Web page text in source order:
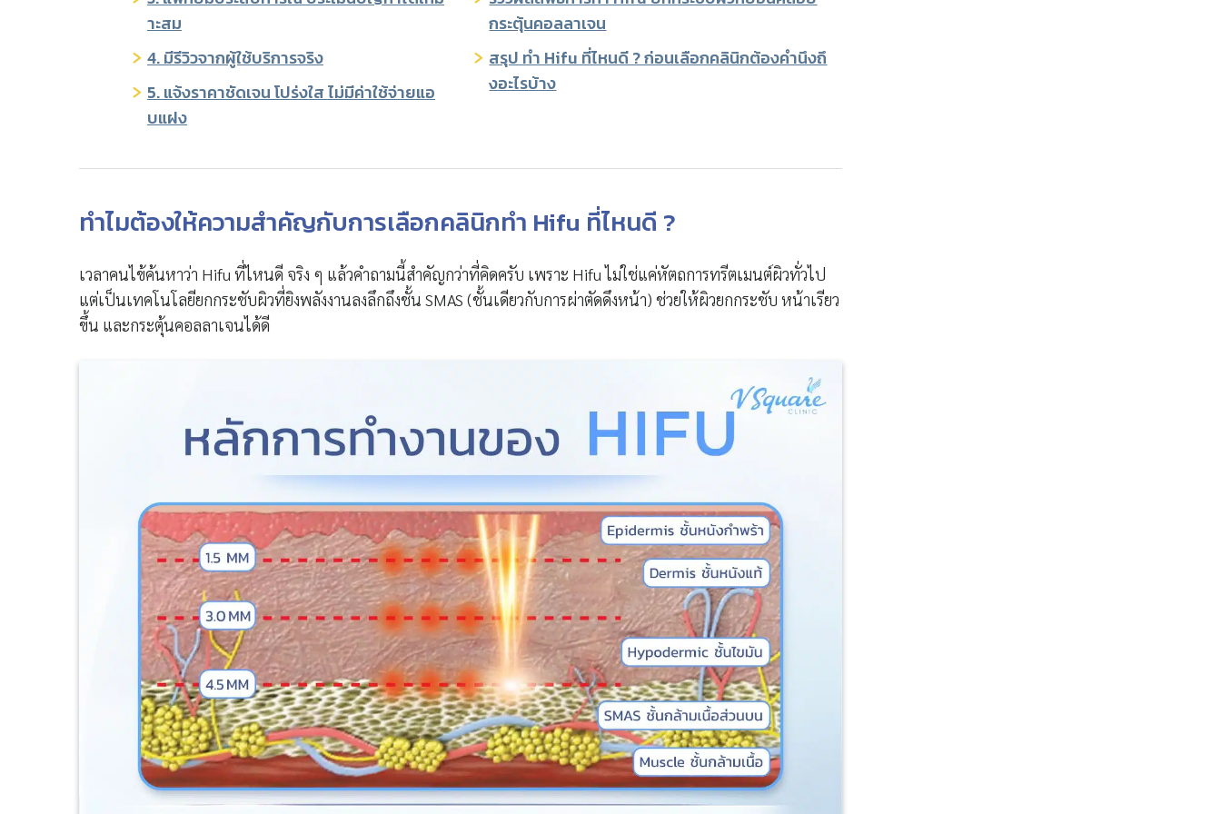
าะสม
4. มีรีวิวจากผู้ใช้บริการจริง
5. แจ้งราคาชัดเจน โปร่งใส ไม่มีค่าใช้จ่ายแอ
บแฝง
กระตุ้นคอลลาเจน
สรุป ทำ Hifu ที่ไหนดี ? ก่อนเลือกคลินิกต้องคำนึงถึ
งอะไรบ้าง
ทำไมต้องให้ความสำคัญกับการเลือกคลินิกทำ Hifu ที่ไหนดี ?
เวลาคนไข้ค้นหาว่า Hifu ที่ไหนดี จริง ๆ แล้วคำถามนี้สำคัญกว่าที่คิดครับ เพราะ Hifu ไม่ใช่แค่หัตถการทรีตเมนต์ผิวทั่วไป
แต่เป็นเทคโนโลยียกกระชับผิวที่ยิงพลังงานลงลึกถึงชั้น SMAS (ชั้นเดียวกับการผ่าตัดดึงหน้า) ช่วยให้ผิวยกกระชับ หน้าเรียว
ขึ้น และกระตุ้นคอลลาเจนได้ดี